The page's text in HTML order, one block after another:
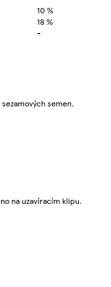
10 %
18 %
-
semen.
na uzavíracím klipu.